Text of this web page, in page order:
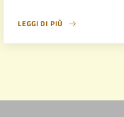
LEGGI DI PIÙ